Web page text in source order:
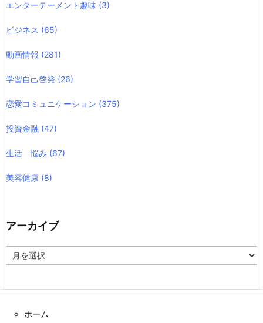
エンターテーメント趣味 (3)
ビジネス (65)
動画情報 (281)
学習自己啓発 (26)
恋愛コミュニケーション (375)
投資金融 (47)
生活 悩み (67)
美容健康 (8)
アーカイブ
ー
ホーム